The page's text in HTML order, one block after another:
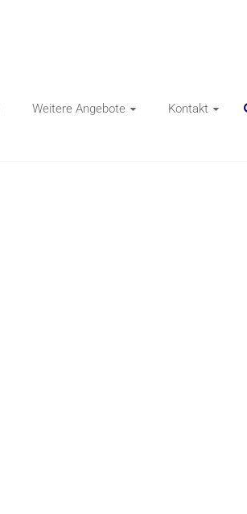
Weitere Angebote Kontakt